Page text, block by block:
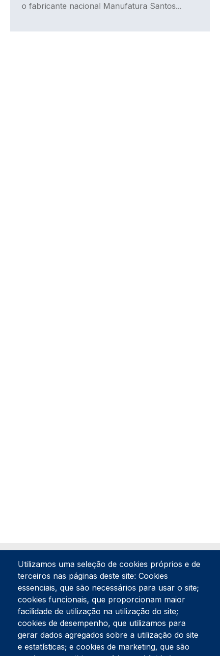
o fabricante nacional Manufatura Santos...
Tel:234 390 100Fax:234 390 100
Endereço Postal
Apartado 42
Utilizamos uma seleção de cookies próprios e de
terceiros nas páginas deste site: Cookies
essenciais, que são necessários para usar o site;
cookies funcionais, que proporcionam maior
facilidade de utilização na utilização do site;
cookies de desempenho, que utilizamos para
gerar dados agregados sobre a utilização do site
e estatísticas; e cookies de marketing, que são